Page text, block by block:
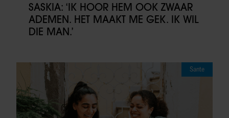
SASKIA: ‘IK HOOR HEM OOK ZWAAR
ADEMEN. HET MAAKT ME GEK. IK WIL
DIE MAN.’
Sante